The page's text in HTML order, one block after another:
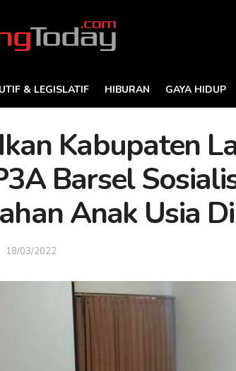
& LEGISLATIF HIBURAN GAYA HIDUP
Kabupaten
Barsel
Anak Usia
18/03/2022